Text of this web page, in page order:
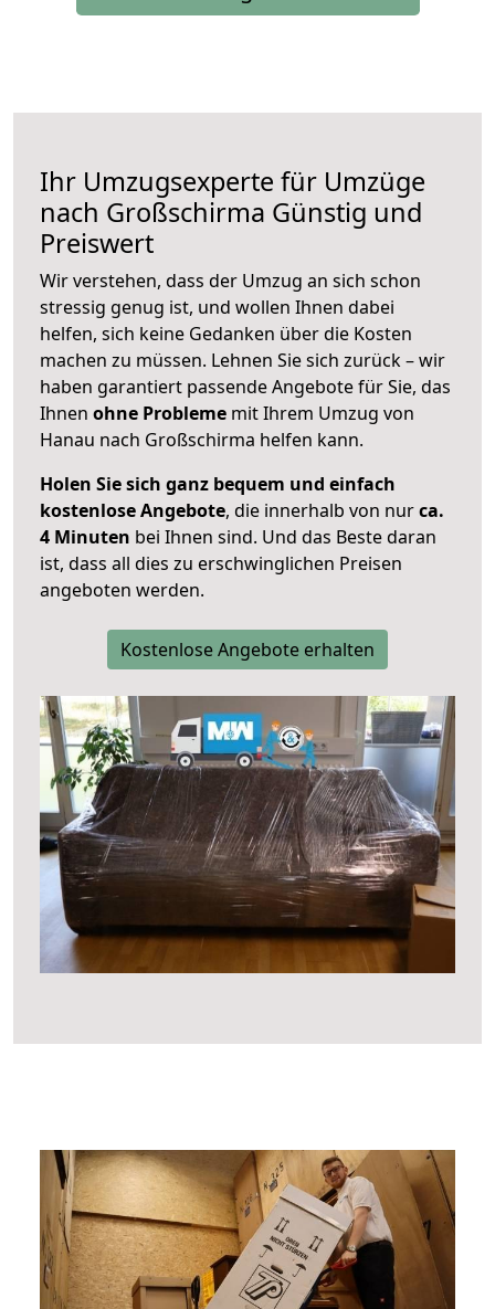
Ihr Umzugsexperte für Umzüge
nach Großschirma Günstig und
Preiswert
Wir verstehen, dass der Umzug an sich schon
stressig genug ist, und wollen Ihnen dabei
helfen, sich keine Gedanken über die Kosten
machen zu müssen. Lehnen Sie sich zurück – wir
haben garantiert passende Angebote für Sie, das
Ihnen ohne Probleme mit Ihrem Umzug von
Hanau nach Großschirma helfen kann.
Holen Sie sich ganz bequem und einfach
kostenlose Angebote, die innerhalb von nurca.
4 Minuten bei Ihnen sind. Und das Beste daran
ist, dass all dies zu erschwinglichen Preisen
angeboten werden.
Kostenlose Angebote erhalten